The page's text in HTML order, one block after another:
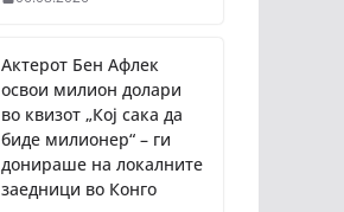
Актерот Бен Афлек
освои милион долари
во квизот „Кој сака да
биде милионер“ – ги
донираше на локалните
заедници во Конго